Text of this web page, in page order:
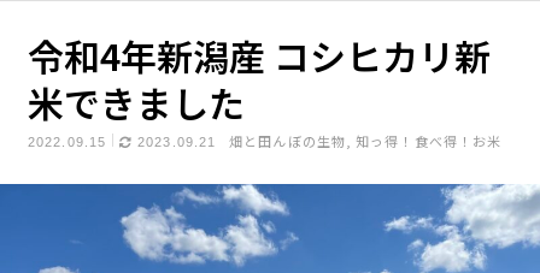
令和4年新潟産 コシヒカリ新
米できました
2022.09.15 2023.09.21 畑と田んぼの生物 知っ得！食べ得！お米